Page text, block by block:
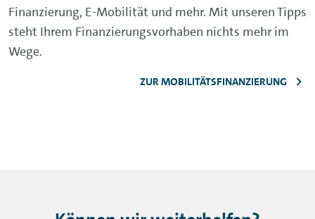
Finanzierung, E-Mobilität und mehr. Mit unseren Tipps
steht Ihrem Finanzierungsvorhaben nichts mehr im
Wege.
ZUR MOBILITÄTSFINANZIERUNG